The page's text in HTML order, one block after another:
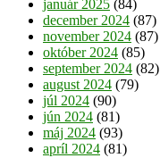
január 2025 (84)
december 2024 (87)
november 2024 (87)
október 2024 (85)
september 2024 (82)
august 2024 (79)
júl 2024 (90)
jún 2024 (81)
máj 2024 (93)
apríl 2024 (81)